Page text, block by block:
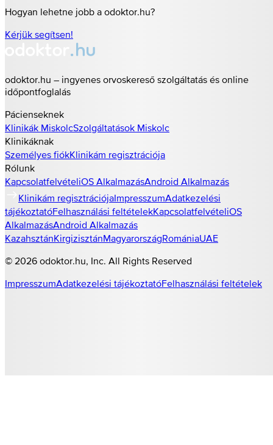
Hogyan lehetne jobb a odoktor.hu?
Kérjük segítsen!
odoktor.hu – ingyenes orvoskereső szolgáltatás és online
időpontfoglalás
Pácienseknek
Klinikák MiskolcSzolgáltatások Miskolc
Klinikáknak
Személyes fiókKlinikám regisztrációja
Rólunk
KapcsolatfelvételiOS AlkalmazásAndroid Alkalmazás
Klinikám regisztrációjaImpresszumAdatkezelési
tájékoztatóFelhasználási feltételekKapcsolatfelvételiOS
AlkalmazásAndroid Alkalmazás
KazahsztánKirgizisztánMagyarországRomániaUAE
© 2026 odoktor.hu , Inc. All Rights Reserved
ImpresszumAdatkezelési tájékoztatóFelhasználási feltételek